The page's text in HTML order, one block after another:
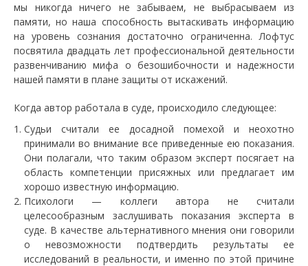
мы никогда ничего не забываем, не выбрасываем из
памяти, но наша способность вытаскивать информацию
на уровень сознания достаточно ограниченна. Лофтус
посвятила двадцать лет профессиональной деятельности
развенчиванию мифа о безошибочности и надежности
нашей памяти в плане защиты от искажений.
Когда автор работала в суде, происходило следующее:
Судьи считали ее досадной помехой и неохотно
принимали во внимание все приведенные ею показания.
Они полагали, что таким образом эксперт посягает на
область компетенции присяжных или предлагает им
хорошо известную информацию.
Психологи — коллеги автора не считали
целесообразным заслушивать показания эксперта в
суде. В качестве альтернативного мнения они говорили
о невозможности подтвердить результаты ее
исследований в реальности, и именно по этой причине